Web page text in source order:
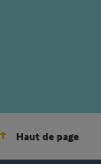
Haut de page